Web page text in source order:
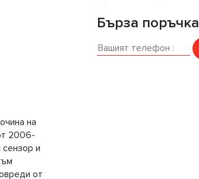
Бърза поръчка
на
2006-
и
от